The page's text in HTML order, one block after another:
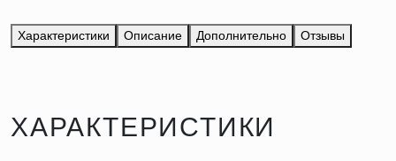
Характеристики Описание Дополнительно Отзывы
ХАРАКТЕРИСТИКИ